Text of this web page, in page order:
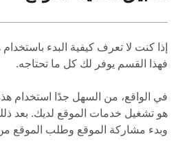
إذا كنت لا تعرف كيفية البدء
فهذا القسم يوفر لك كل ما تحتاجه.
في الواقع، من السهل جدًا استخدام
هو تشغيل خدمات الموقع لديك. بعد
وبدء مشاركة الموقع وطلب الموقع